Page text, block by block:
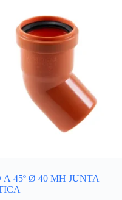
A 45º Ø 40 MH JUNTA